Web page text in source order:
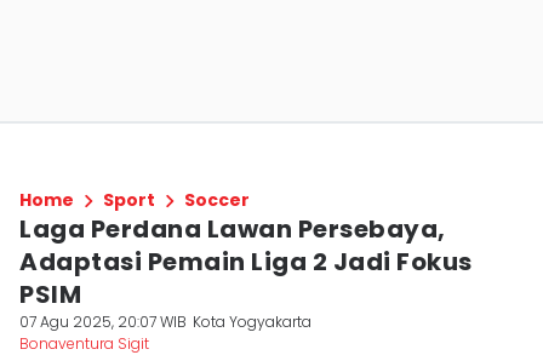
Home Sport Soccer
Laga Perdana Lawan Persebaya,
Adaptasi Pemain Liga 2 Jadi Fokus
PSIM
07 Agu 2025, 20:07 WIB Kota Yogyakarta
Bonaventura Sigit